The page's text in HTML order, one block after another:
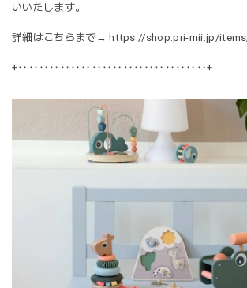
いいたします。
詳細はこちらまで→ https://shop.pri-mii.jp/
+‥‥‥‥‥‥‥‥‥‥‥‥‥‥‥‥‥‥+